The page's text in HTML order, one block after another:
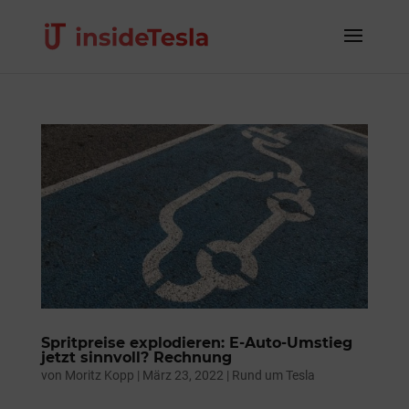
Spritpreise explodieren: E-Auto-Umstieg
jetzt sinnvoll? Rechnung
von Moritz Kopp | März 23, 2022 | Rund um Tesla